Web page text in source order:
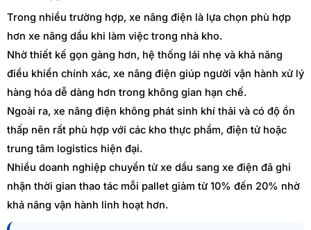
Trong nhiều trường hợp, xe nâng điện là lựa chọn phù hợp
hơn xe nâng dầu khi làm việc trong nhà kho.
Nhờ thiết kế gọn gàng hơn, hệ thống lái nhẹ và khả năng
điều khiển chính xác, xe nâng điện giúp người vận hành xử lý
hàng hóa dễ dàng hơn trong không gian hạn chế.
Ngoài ra, xe nâng điện không phát sinh khí thải và có độ ồn
thấp nên rất phù hợp với các kho thực phẩm, điện tử hoặc
trung tâm logistics hiện đại.
Nhiều doanh nghiệp chuyển từ xe dầu sang xe điện đã ghi
nhận thời gian thao tác mỗi pallet giảm từ 10% đến 20% nhờ
khả năng vận hành linh hoạt hơn.